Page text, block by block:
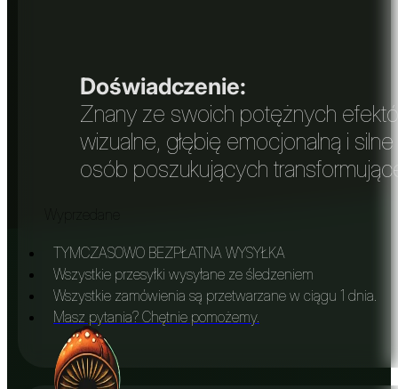
Doświadczenie:
Znany ze swoich potężnych
wizualne, głębię emocjonalną i
osób poszukujących
TYMCZASOWO BEZPŁATNA WYSYŁKA
Wszystkie przesyłki wysyłane ze śledzeniem
Wszystkie zamówienia są przetwarzane w ciągu 1 dnia.
Masz pytania? Chętnie pomożemy.